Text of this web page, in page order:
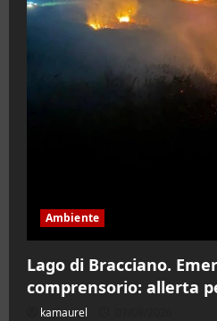
Ambiente
Lago di Bracciano.
comprensorio: allerta
kamaurel